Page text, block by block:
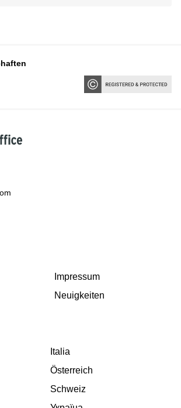
Impressum
Neuigkeiten
Italia
Österreich
Schweiz